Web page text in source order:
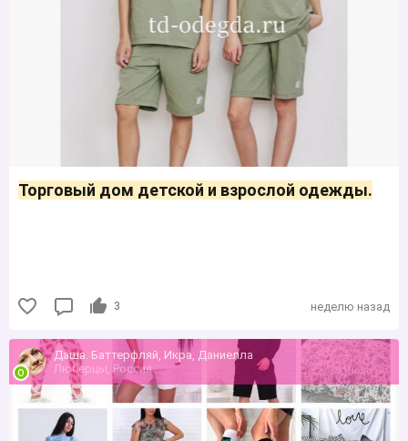
Торговый дом детской и взрослой одежды.
3 неделю назад
Даша. Баттерфляй, Икра, Даниелла
Люберцы, Россия